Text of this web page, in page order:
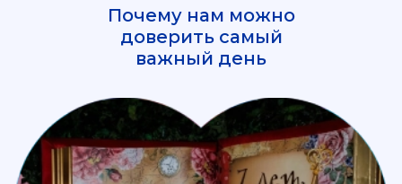
Почему нам можно
доверить самый
важный день